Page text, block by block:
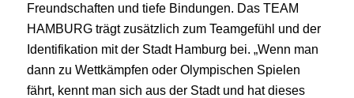
Freundschaften und tiefe Bindungen. Das TEAM
HAMBURG trägt zusätzlich zum Teamgefühl und der
Identifikation mit der Stadt Hamburg bei. „Wenn man
dann zu Wettkämpfen oder Olympischen Spielen
fährt, kennt man sich aus der Stadt und hat dieses